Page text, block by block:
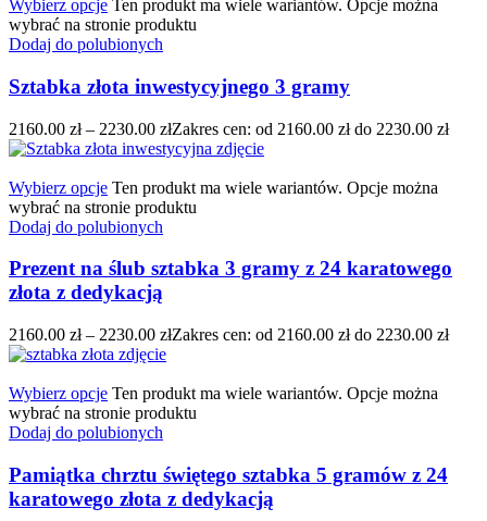
Wybierz opcje Ten produkt ma wiele wariantów. Opcje można
wybrać na stronie produktu
Dodaj do polubionych
Sztabka złota inwestycyjnego 3 gramy
2160.00 zł – 2230.00 złZakres cen: od 2160.00 zł do 2230.00 zł
Wybierz opcje Ten produkt ma wiele wariantów. Opcje można
wybrać na stronie produktu
Dodaj do polubionych
Prezent na ślub sztabka 3 gramy z 24 karatowego
złota z dedykacją
2160.00 zł – 2230.00 złZakres cen: od 2160.00 zł do 2230.00 zł
Wybierz opcje Ten produkt ma wiele wariantów. Opcje można
wybrać na stronie produktu
Dodaj do polubionych
Pamiątka chrztu świętego sztabka 5 gramów z 24
karatowego złota z dedykacją